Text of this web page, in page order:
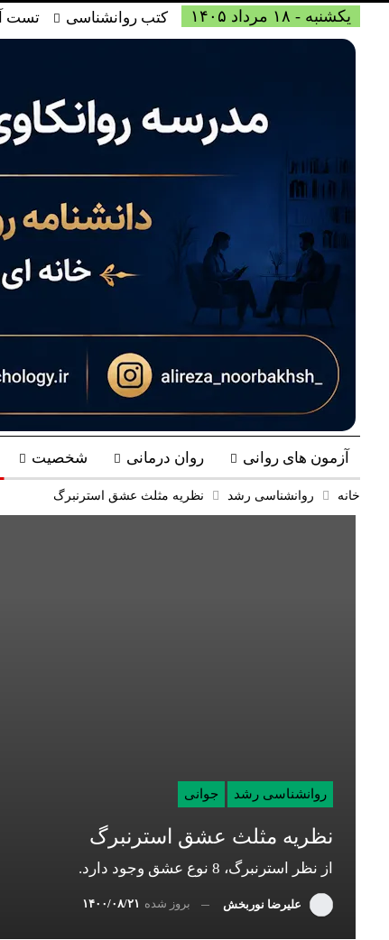
یکشنبه - ۱۸ مرداد ۱۴۰۵ کتب روانشناسی تست
آزمون های روانی روان درمانی شخصیت
خانه روانشناسی رشد نظریه مثلث عشق استرنبرگ
روانشناسی رشد جوانی
نظریه مثلث عشق استرنبرگ
از نظر استرنبرگ، 8 نوع عشق وجود دارد.
علیرضا نوربخش بروز شده ۱۴۰۰/۰۸/۲۱